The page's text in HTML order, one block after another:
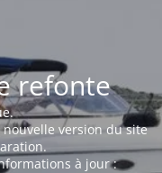
refonte
nouvelle version du site
à jour :